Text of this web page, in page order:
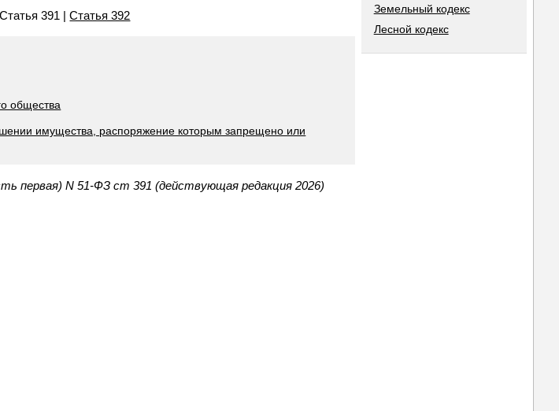
391 |Статья 392
общества
имущества, распоряжение которым запрещено или
первая) N 51-ФЗ ст 391 (действующая редакция 2026)
Земельный кодекс
Лесной кодекс